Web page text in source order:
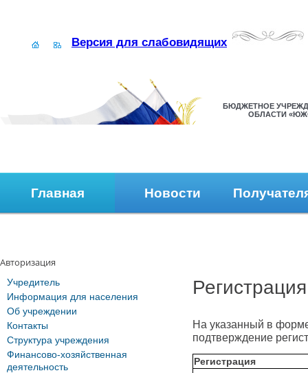
Версия для слабовидящих
БЮДЖЕТНОЕ
ОБЛАСТИ
Главная Новости
Авторизация
Регистрация
На указанный в
подтверждение
Регистрация
Учредитель
Информация для населения
Об учреждении
Контакты
Структура учреждения
Финансово-хозяйственная
деятельность